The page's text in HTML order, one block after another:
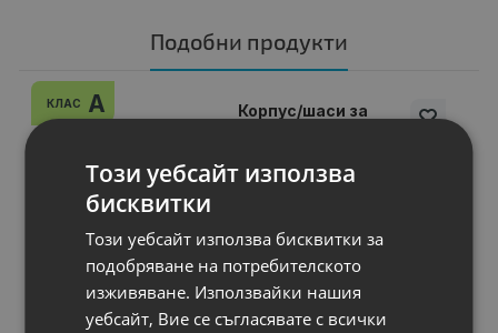
Подобни продукти
КЛАС A
Корпус/шаси за
P/N: 60.4CU43.004for Notebook
Статус: А клас
Гаранция: 6 месеца
Този уебсайт използва
бисквитки
Този уебсайт използва бисквитки за
подобряване на потребителското
изживяване. Използвайки нашия
уебсайт, Вие се съгласявате с всички